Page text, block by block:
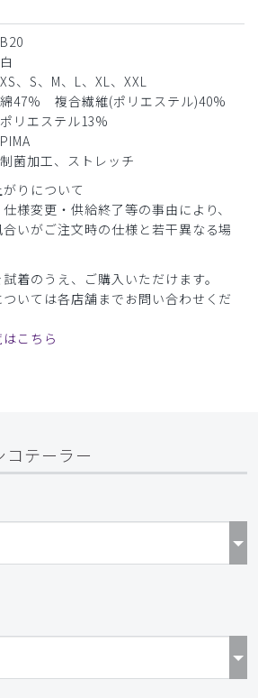
B20
白
XS、S、M、L、XL、XXL
綿47% 複合繊維(ポリエステル)40%
ポリエステル13%
PIMA
制菌加工、ストレッチ
りについて
様変更・供給終了等の事由により、
いがご注文時の仕様と若干異なる場
着のうえ、ご購入いただけます。
いては各店舗までお問い合わせくだ
こちら
コテーラー